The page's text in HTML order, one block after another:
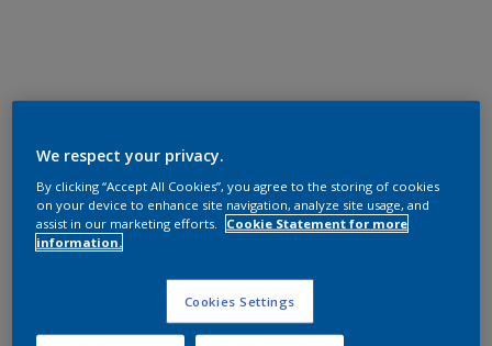
We respect your privacy.
By clicking “Accept All Cookies”, you agree to the storing of cookies
on your device to enhance site navigation, analyze site usage, and
assist in our marketing efforts.
Cookie Statement for more
information.
Cookies Settings